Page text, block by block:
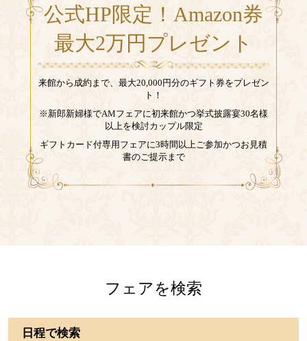
公式HP限定！Amazon券
最大2万円プレゼント
来館から成約まで、最大20,000円分のギフト券をプレゼン
ト！
※新郎新婦様でAMフェアに初来館かつ挙式披露宴30名様
以上を検討カップル限定
ギフトカード付専用フェアに3時間以上ご参加かつお見積
書のご提示まで
フェアを検索
日程で検索